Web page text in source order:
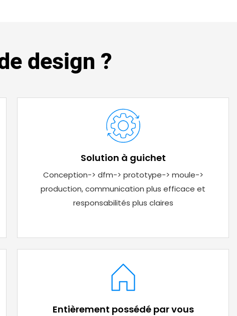
design ?
Solution à guichet
Conception-> dfm-> prototype-> moule->
production, communication plus efficace et
responsabilités plus claires
Entièrement possédé par vous